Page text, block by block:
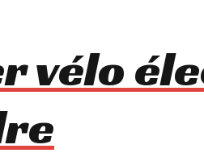
vélo